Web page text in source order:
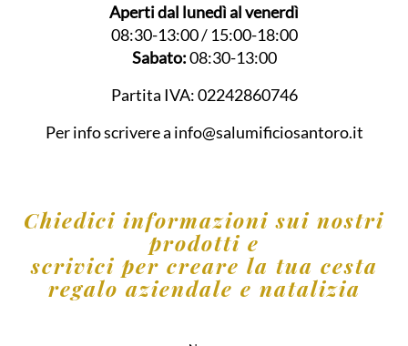
Aperti dal lunedì al venerdì
08:30-13:00 / 15:00-18:00
Sabato:08:30-13:00
Partita IVA:02242860746
Per info scrivere a info@salumificiosantoro.it
Chiedici informazioni sui nostri
prodotti e
scrivici per creare la tua cesta
regalo aziendale e natalizia